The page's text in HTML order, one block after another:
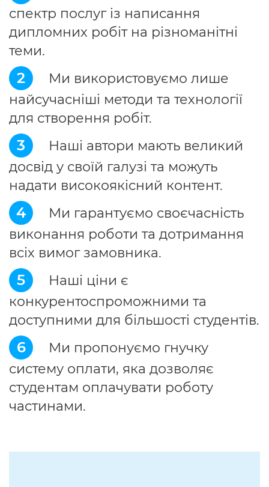
спектр послуг із написання
дипломних робіт на різноманітні
теми.
2
Ми використовуємо лише
найсучасніші методи та технології
для створення робіт.
3
Наші автори мають великий
досвід у своїй галузі та можуть
надати високоякісний контент.
4
Ми гарантуємо своєчасність
виконання роботи та дотримання
всіх вимог замовника.
5
Наші ціни є
конкурентоспроможними та
доступними для більшості студентів.
6
Ми пропонуємо гнучку
систему оплати, яка дозволяє
студентам оплачувати роботу
частинами.